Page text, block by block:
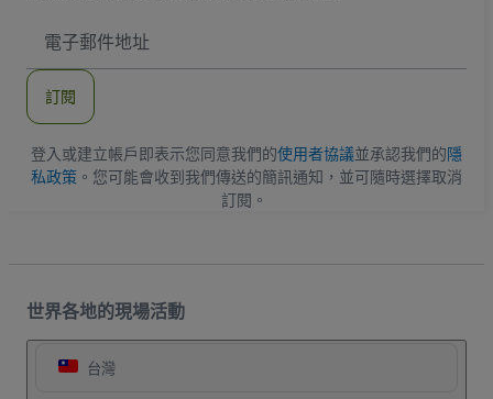
子
地
訂閱
登入或建立帳戶即表示您同意我們的使用者協議並承認我們的隱
私政策 。您可能會收到我們傳送的簡訊通知，並可隨時選擇取消
訂閱。
世界各地的現場活動
台灣